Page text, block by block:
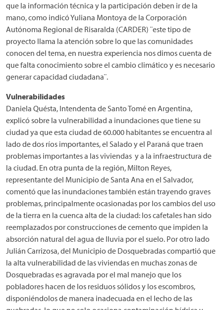
que la información técnica y la participación deben ir de la
mano, como indicó Yuliana Montoya de la Corporación
Autónoma Regional de Risaralda (CARDER) ¨este tipo de
proyecto llama la atención sobre lo que las comunidades
conocen del tema, en nuestra experiencia nos dimos cuenta de
que falta conocimiento sobre el cambio climático y es necesario
generar capacidad ciudadana¨.
Vulnerabilidades
Daniela Quésta, Intendenta de Santo Tomé en Argentina,
explicó sobre la vulnerabilidad a inundaciones que tiene su
ciudad ya que esta ciudad de 60.000 habitantes se encuentra al
lado de dos ríos importantes, el Salado y el Paraná que traen
problemas importantes a las viviendas y a la infraestructura de
la ciudad. En otra punta de la región, Milton Reyes,
representante del Municipio de Santa Ana en el Salvador,
comentó que las inundaciones también están trayendo graves
problemas, principalmente ocasionadas por los cambios del uso
de la tierra en la cuenca alta de la ciudad: los cafetales han sido
reemplazados por construcciones de cemento que impiden la
absorción natural del agua de lluvia por el suelo. Por otro lado
Julián Carrizosa, del Municipio de Dosquebradas compartió que
la alta vulnerabilidad de las viviendas en muchas zonas de
Dosquebradas es agravada por el mal manejo que los
pobladores hacen de los residuos sólidos y los escombros,
disponiéndolos de manera inadecuada en el lecho de las